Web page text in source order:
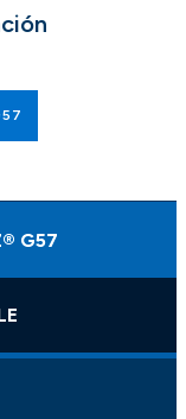
G57